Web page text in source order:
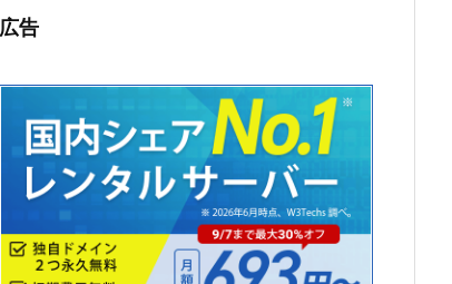
広告